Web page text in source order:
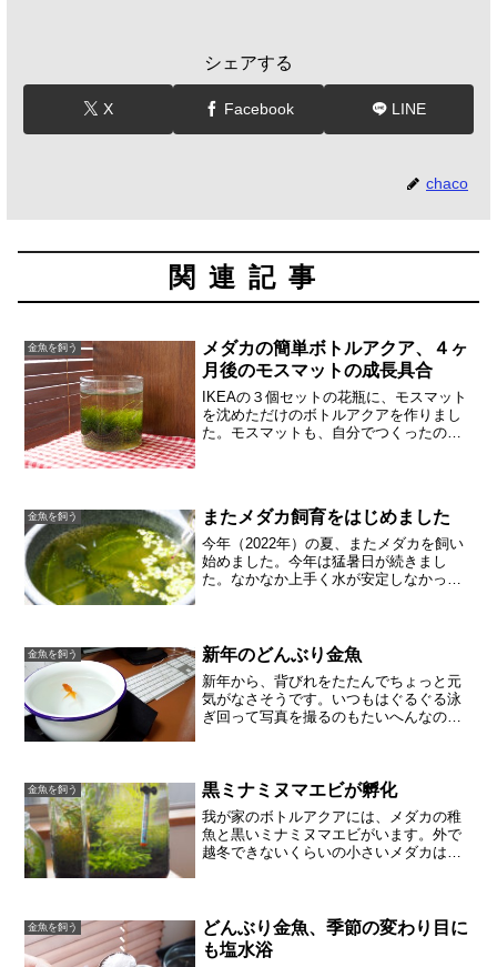
シェアする
X Facebook LINE
chaco
関連記事
金魚を飼う
メダカの簡単ボトルアクア、４ヶ
月後のモスマットの成長具合
IKEAの３個セットの花瓶に、モスマット
を沈めただけのボトルアクアを作りまし
た。モスマットも、自分でつくったので
た。４ヶ月間のメンテナ...
金魚を飼う またメダカ飼育をはじめました
今年（2022年）の夏、またメダカを飼い
始めました。今年は猛暑日が続きまし
た。なかなか上手く水が安定しなかった
を使っていたり、暑さが...
金魚を飼う 新年のどんぶり金魚
新年から、背びれをたたんでちょっと元
気がなさそうです。いつもはぐるぐる泳
ぎ回って写真を撮るのもたいへんなの
ていますが、まず絶食1日で様...
金魚を飼う 黒ミナミヌマエビが孵化
我が家のボトルアクアには、メダカの稚
魚と黒いミナミヌマエビがいます。外で
越冬できないくらいの小さいメダカは室
て可愛い。これまで数週間...
金魚を飼う
どんぶり金魚、季節の変わり目に
も塩水浴